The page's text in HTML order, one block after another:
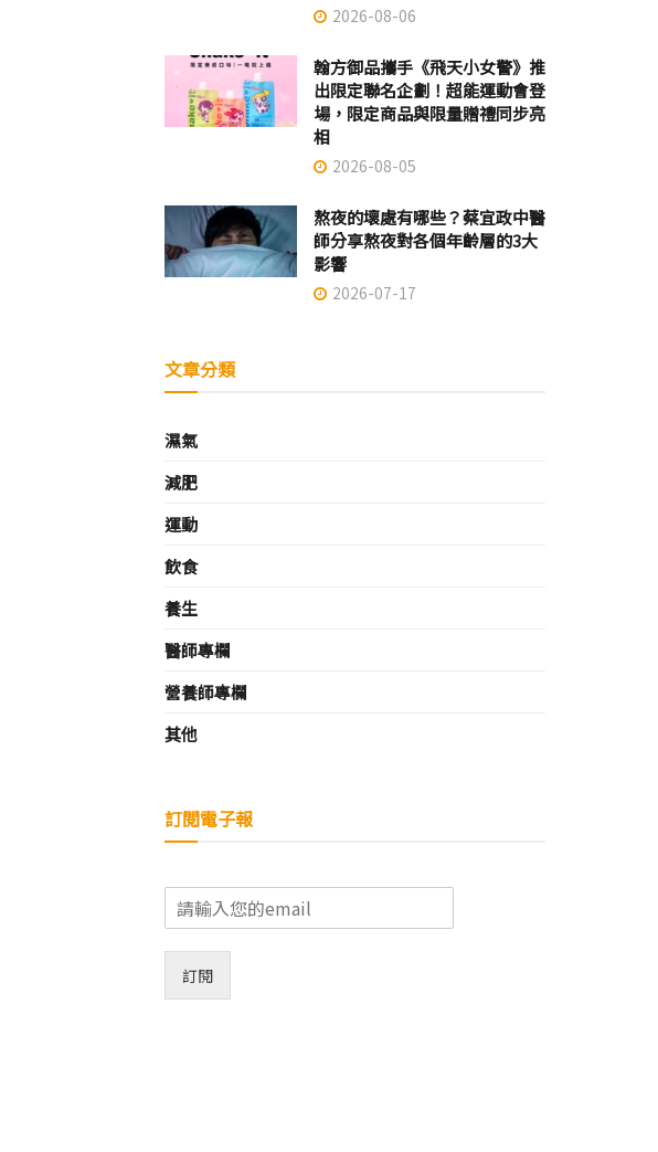
2026-08-06
翰方御品攜手《飛天小女警》推
出限定聯名企劃！超能運動會登
場，限定商品與限量贈禮同步亮
相
2026-08-05
熬夜的壞處有哪些？蔡宜政中醫
師分享熬夜對各個年齡層的3大
影響
2026-07-17
文章分類
濕氣
減肥
運動
飲食
養生
醫師專欄
營養師專欄
其他
訂閱電子報
E
m
*
訂閱